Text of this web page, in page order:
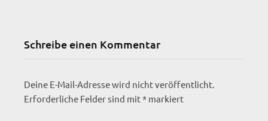
Schreibe einen Kommentar
Deine E-Mail-Adresse wird nicht veröffentlicht.
Erforderliche Felder sind mit* markiert